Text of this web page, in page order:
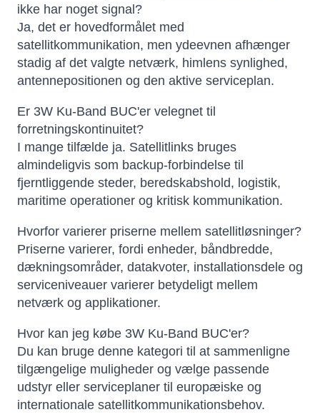
ikke har noget signal?
Ja, det er hovedformålet med
satellitkommunikation, men ydeevnen afhænger
stadig af det valgte netværk, himlens synlighed,
antennepositionen og den aktive serviceplan.
Er 3W Ku-Band BUC'er velegnet til
forretningskontinuitet?
I mange tilfælde ja. Satellitlinks bruges
almindeligvis som backup-forbindelse til
fjerntliggende steder, beredskabshold, logistik,
maritime operationer og kritisk kommunikation.
Hvorfor varierer priserne mellem satellitløsninger?
Priserne varierer, fordi enheder, båndbredde,
dækningsområder, datakvoter, installationsdele og
serviceniveauer varierer betydeligt mellem
netværk og applikationer.
Hvor kan jeg købe 3W Ku-Band BUC'er?
Du kan bruge denne kategori til at sammenligne
tilgængelige muligheder og vælge passende
udstyr eller serviceplaner til europæiske og
internationale satellitkommunikationsbehov.